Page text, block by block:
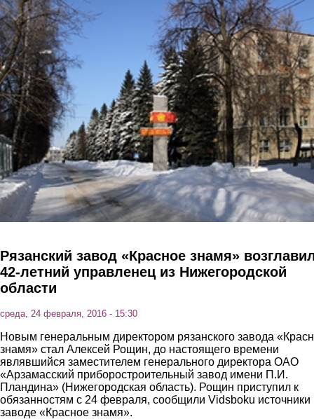
Перейти к основному содержанию
Рязанский завод «Красное знамя»
42-летний управленец из Нижегородской
области
среда, 24 февраля, 2016 - 15:30
Новым генеральным директором рязанского завода
знамя» стал Алексей Рощин, до настоящего времени
являвшийся заместителем генерального директора ОАО
«Арзамасский приборостроительный завод имени П.И.
Пландина» (Нижегородская область). Рощин приступил к
обязанностям с 24 февраля, сообщили Vidsboku источники
заводе «Красное знамя».